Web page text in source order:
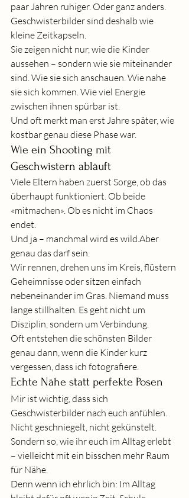
paar Jahren ruhiger. Oder ganz anders.
Geschwisterbilder sind deshalb wie
kleine Zeitkapseln.
Sie zeigen nicht nur, wie die Kinder
aussehen – sondern wie sie miteinander
sind. Wie sie sich anschauen. Wie nahe
sie sich kommen. Wie viel Energie
zwischen ihnen spürbar ist.
Und oft merkt man erst Jahre später, wie
kostbar genau diese Phase war.
Wie ein Shooting mit
Geschwistern abläuft
Viele Eltern haben zuerst Sorge, ob das
überhaupt funktioniert. Ob beide
«mitmachen». Ob es nicht im Chaos
endet.
Und ja – manchmal wird es wild.Aber
genau das darf sein.
Wir rennen, drehen uns im Kreis, flüstern
Geheimnisse oder sitzen einfach
nebeneinander im Gras. Niemand muss
lange stillhalten. Es geht nicht um
Disziplin, sondern um Verbindung.
Oft entstehen die schönsten Bilder
genau dann, wenn die Kinder kurz
vergessen, dass ich fotografiere.
Echte Nähe statt perfekte Posen
Mir ist wichtig, dass sich
Geschwisterbilder nach euch anfühlen.
Nicht geschniegelt, nicht gekünstelt.
Sondern so, wie ihr euch im Alltag erlebt
– vielleicht mit ein bisschen mehr Raum
für Nähe.
Denn wenn ich ehrlich bin: Im Alltag